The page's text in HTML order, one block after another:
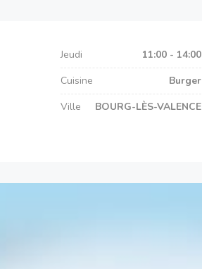
Jeudi
11:00 - 14:00
Cuisine
Burger
Ville
BOURG-LÈS-VALENCE